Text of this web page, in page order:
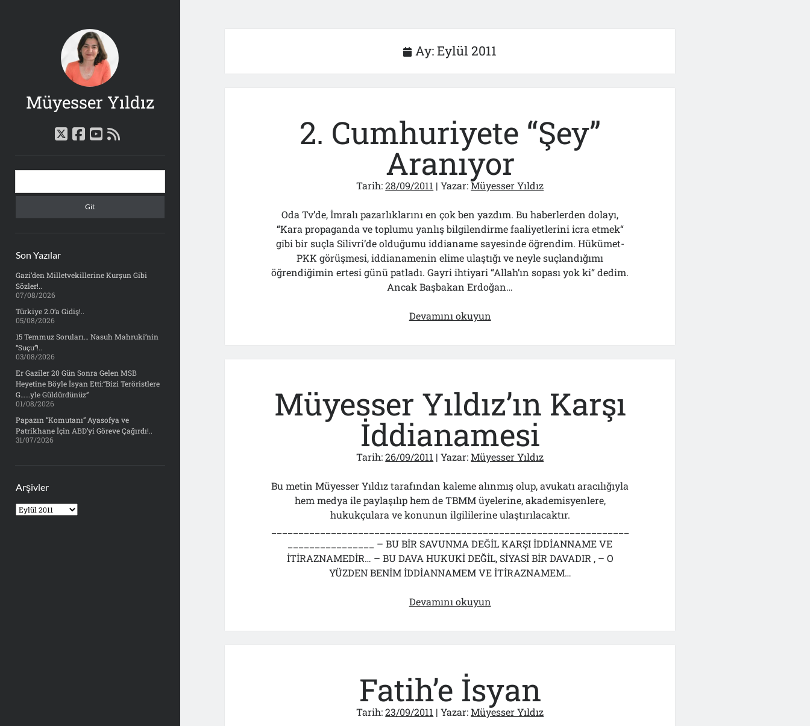
Müyesser Yıldız
twitter
facebook
youtube
rss
Yan
Menü
Son Yazılar
Gazi’den Milletvekillerine Kurşun Gibi
Sözler!..
07/08/2026
Türkiye 2.0’a Gidiş!..
05/08/2026
15 Temmuz Soruları… Nasuh Mahruki’nin
“Suçu”!..
03/08/2026
Er Gaziler 20 Gün Sonra Gelen MSB
Heyetine Böyle İsyan Etti:“Bizi Teröristlere
G……yle Güldürdünüz”
01/08/2026
Papazın “Komutanı” Ayasofya ve
Patrikhane İçin ABD’yi Göreve Çağırdı!..
31/07/2026
Arşivler
Arşivler
Ay:Eylül 2011
2. Cumhuriyete “Şey”
Aranıyor
Tarih:28/09/2011 | Yazar:Müyesser Yıldız
Oda Tv’de, İmralı pazarlıklarını en çok ben yazdım. Bu haberlerden dolayı,
“Kara propaganda ve toplumu yanlış bilgilendirme faaliyetlerini icra etmek“
gibi bir suçla Silivri’de olduğumu iddianame sayesinde öğrendim. Hükümet-
PKK görüşmesi, iddianamenin elime ulaştığı ve neyle suçlandığımı
öğrendiğimin ertesi günü patladı. Gayri ihtiyari “Allah’ın sopası yok ki“ dedim.
Ancak Başbakan Erdoğan…
Devamını okuyun
Müyesser Yıldız’ın Karşı
İddianamesi
Tarih:26/09/2011 | Yazar:Müyesser Yıldız
Bu metin Müyesser Yıldız tarafından kaleme alınmış olup, avukatı aracılığıyla
hem medya ile paylaşılıp hem de TBMM üyelerine, akademisyenlere,
hukukçulara ve konunun ilgililerine ulaştırılacaktır.
________________ – BU BİR SAVUNMA DEĞİL KARŞI İDDİANNAME VE
İTİRAZNAMEDİR… – BU DAVA HUKUKİ DEĞİL, SİYASİ BİR DAVADIR , – O
YÜZDEN BENİM İDDİANNAMEM VE İTİRAZNAMEM…
Devamını okuyun
Fatih’e İsyan
Tarih:23/09/2011 | Yazar:Müyesser Yıldız